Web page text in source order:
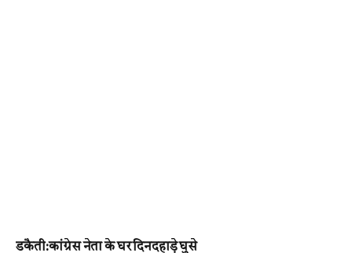
डकैती:कांग्रेस नेता के घर दिनदहाड़े घुसे